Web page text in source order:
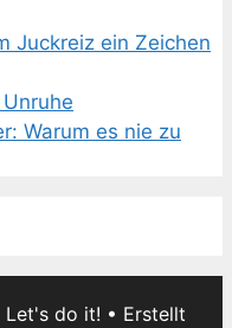
Juckreiz ein Zeichen
Warum es nie zu
do it! • Erstellt